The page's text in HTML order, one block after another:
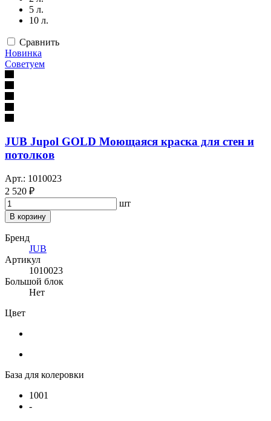
5 л.
10 л.
Сравнить
Новинка
Советуем
JUB Jupol GOLD Моющаяся краска для стен и
потолков
Арт.: 1010023
2 520 ₽
шт
В корзину
Бренд
JUB
Артикул
1010023
Большой блок
Нет
Цвет
База для колеровки
1001
-